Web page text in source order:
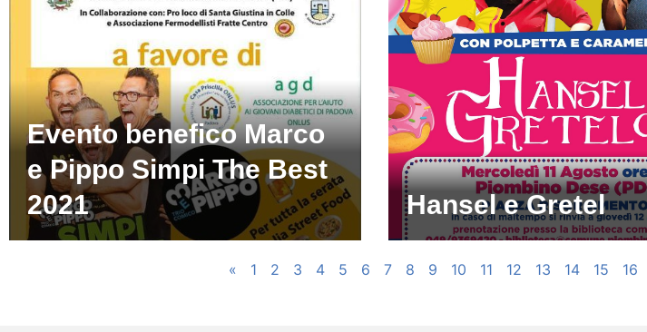
Evento benefico Marco
e Pippo Simpi The Best
2021
Hansel e Gretel
« 1 2 3 4 5 6 7 8 9 10 11 12 13 14 15 16